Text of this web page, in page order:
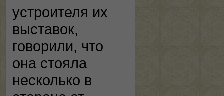
устроителя их
выставок,
говорили, что
она стояла
несколько в